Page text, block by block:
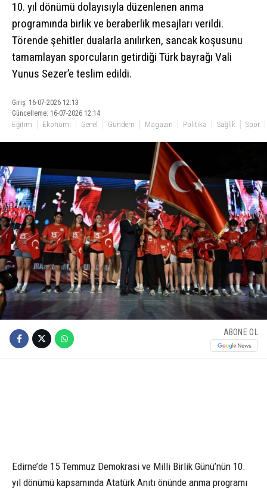
10. yıl dönümü dolayısıyla düzenlenen anma
programında birlik ve beraberlik mesajları verildi.
Törende şehitler dualarla anılırken, sancak koşusunu
tamamlayan sporcuların getirdiği Türk bayrağı Vali
Yunus Sezer’e teslim edildi.
Giriş: 16-07-2026 12:13
Güncelleme: 16-07-2026 12:14
Eğitim Ekonomi Genel Gündem Magazin Politika Sağlık Spor
ABONE OL
Edirne’de 15 Temmuz Demokrasi ve Milli Birlik Günü’nün 10.
yıl dönümü kapsamında Atatürk Anıtı önünde anma programı